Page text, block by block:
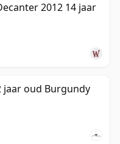
2012 14 jaar
jaar oud Burgundy